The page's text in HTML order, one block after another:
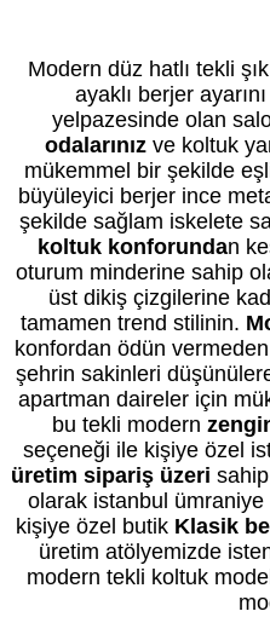
Modern düz hatlı tekli
ayaklı berjer
yelpazesinde olan
odalarınız ve koltuk
mükemmel bir şekilde
büyüleyici berjer ince
şekilde sağlam iskelete
koltuk konforundan
oturum minderine sahip
üst dikiş çizgilerine
tamamen trend stilinin.
konfordan ödün
şehrin sakinleri
apartman daireler için
bu tekli modern
seçeneği ile kişiye özel
üretim sipariş üzeri
olarak istanbul ümraniye
kişiye özel butik Klasik
üretim atölyemizde
modern tekli koltuk